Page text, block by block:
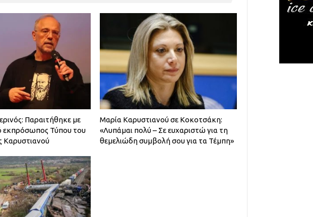
Παραιτήθηκε με
εκπρόσωπος Τύπου του
Καρυστιανού
Μαρία Καρυστιανού σε Κοκοτσάκη:
«Λυπάμαι πολύ – Σε ευχαριστώ για τη
θεμελιώδη συμβολή σου για τα Τέμπη»